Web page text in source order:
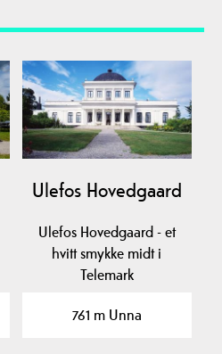
Ulefos Hovedgaard
Ulefos Hovedgaard - et
hvitt smykke midt i
Telemark
761 m Unna